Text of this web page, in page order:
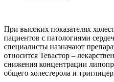
При высоких показателях
пациентов с патологиями
специалисты назначают
относится Тевастор –
снижения концентрации
общего холестерола и